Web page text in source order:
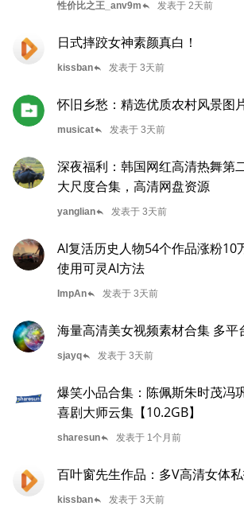
性价比之王_anv9mreply 发表于 2天前
日式摔跤女神素颜真白！
kissbanreply 发表于 3天前
怀旧乡愁：精选优质农村风景图
musicatreply 发表于 3天前
深夜福利：韩国网红高清热舞第
大尺度合集，高清网盘资源
yanglianreply 发表于 3天前
AI复活历史人物54个作品涨粉10
使用可灵AI方法
ImpAnreply 发表于 3天前
海量高清美女视频素材合集 多平
sjayqreply 发表于 3天前
爆笑小品合集：陈佩斯朱时茂冯
喜剧大师云集【10.2GB】
sharesunreply 发表于 1个月前
百叶窗先生作品：多V高清女体私
kissbanreply 发表于 3天前